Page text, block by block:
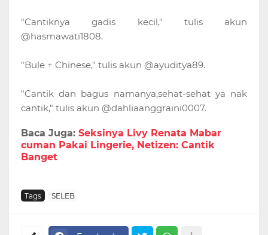
"Cantiknya gadis kecil," tulis akun
@hasmawati1808.
"Bule + Chinese," tulis akun @ayuditya89.
"Cantik dan bagus namanya,sehat-sehat ya nak
cantik," tulis akun @dahliaanggraini0007.
Baca Juga: Seksinya Livy Renata Mabar
cuman Pakai Lingerie, Netizen: Cantik
Banget
Tags SELEB